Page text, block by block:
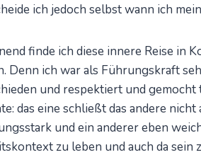
ich jedoch selbst wann ich
finde ich diese innere Reise in
Denn ich war als Führungskraft
und respektiert und
das eine schließt das andere
und ein anderer eben
zu leben und auch da sein